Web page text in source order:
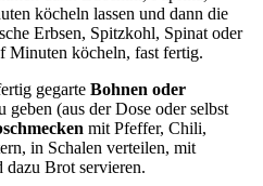
köcheln lassen und dann die
Erbsen, Spitzkohl, Spinat oder
Minuten köcheln, fast fertig.
gegarte Bohnen oder
geben (aus der Dose oder selbst
mit Pfeffer, Chili,
in Schalen verteilen, mit
dazu Brot servieren.